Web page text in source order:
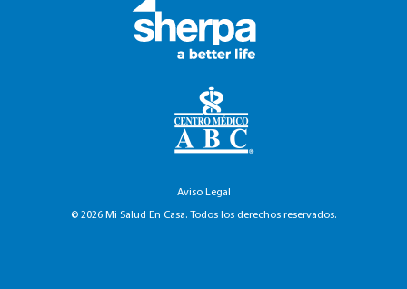
Aviso Legal
© 2026 Mi Salud En Casa. Todos los derechos reservados.